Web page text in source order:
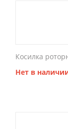
Косилка
Нет в